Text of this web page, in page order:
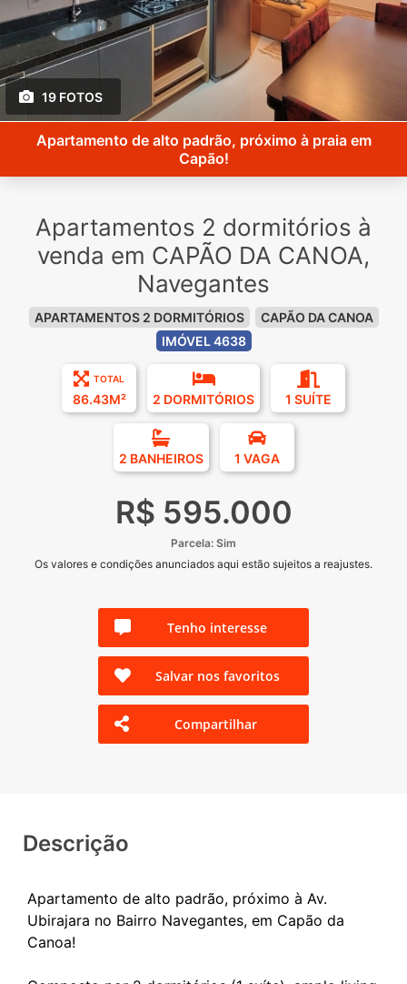
19 FOTOS
Apartamento de alto padrão, próximo à praia em
Capão!
Apartamentos 2 dormitórios à
venda em CAPÃO DA CANOA,
Navegantes
APARTAMENTOS 2 DORMITÓRIOS
CAPÃO DA CANOA
IMÓVEL 4638
TOTAL
86.43M² 2 DORMITÓRIOS 1 SUÍTE
2 BANHEIROS 1 VAGA
R$ 595.000
Parcela: Sim
Os valores e condições anunciados aqui estão sujeitos a reajustes.
Tenho interesse
Salvar nos favoritos
Compartilhar
Descrição
Apartamento de alto padrão, próximo à Av.
Ubirajara no Bairro Navegantes, em Capão da
Canoa!